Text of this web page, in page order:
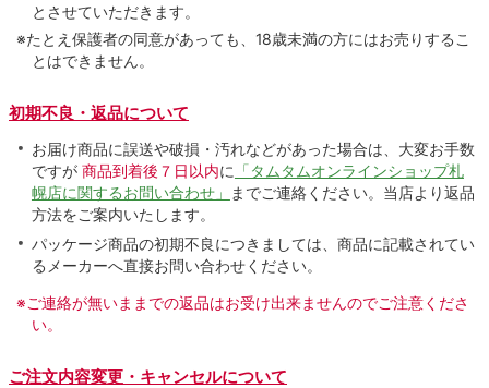
とさせていただきます。
※たとえ保護者の同意があっても、18歳未満の方にはお売りするこ
とはできません。
初期不良・返品について
お届け商品に誤送や破損・汚れなどがあった場合は、大変お手数
ですが 商品到着後７日以内に 「タムタムオンラインショップ札
幌店に関するお問い合わせ」
までご連絡ください。当店より返品
方法をご案内いたします。
パッケージ商品の初期不良につきましては、商品に記載されてい
るメーカーへ直接お問い合わせください。
※ご連絡が無いままでの返品はお受け出来ませんのでご注意くださ
い。
ご注文内容変更・キャンセルについて